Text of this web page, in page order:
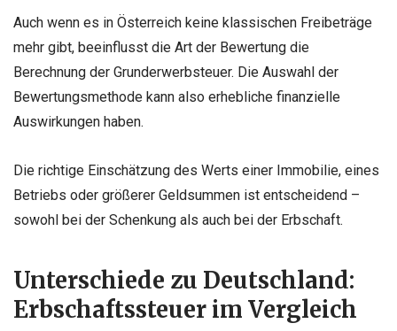
Auch wenn es in Österreich keine klassischen Freibeträge
mehr gibt, beeinflusst die Art der Bewertung die
Berechnung der Grunderwerbsteuer. Die Auswahl der
Bewertungsmethode kann also erhebliche finanzielle
Auswirkungen haben.
Die richtige Einschätzung des Werts einer Immobilie, eines
Betriebs oder größerer Geldsummen ist entscheidend –
sowohl bei der Schenkung als auch bei der Erbschaft.
Unterschiede zu Deutschland:
Erbschaftssteuer im Vergleich